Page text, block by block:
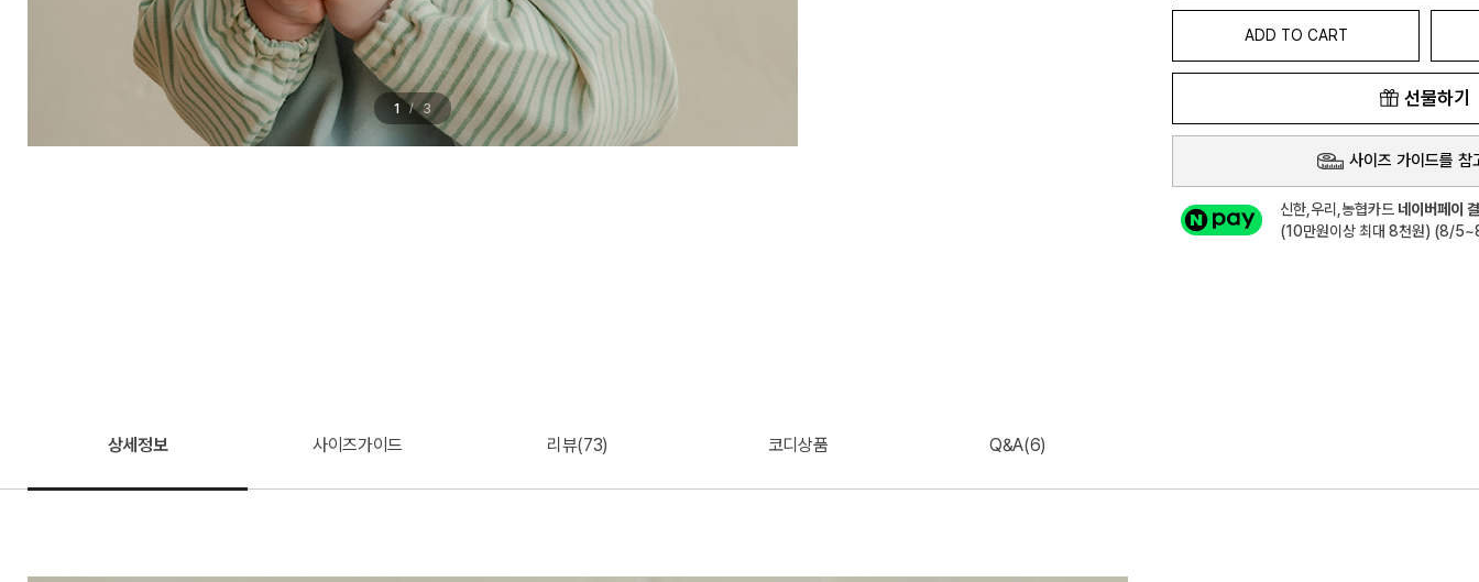
1 / 3
ADD TO CART
선물하기
사이즈 가이드를 참
신한,우리,농협카드 네이버페이
(10만원이상 최대 8천원) (8/
상세정보 사이즈가이드 리뷰(73) 코디상품 Q&A(6)